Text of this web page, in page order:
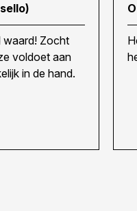
waard! Zocht
voldoet aan
in de hand.